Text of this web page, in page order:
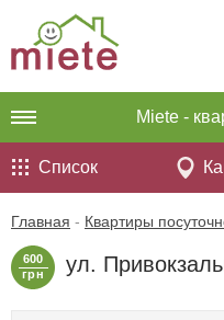
Miete -
Список
Главная - Квартиры
600
грн
ул.